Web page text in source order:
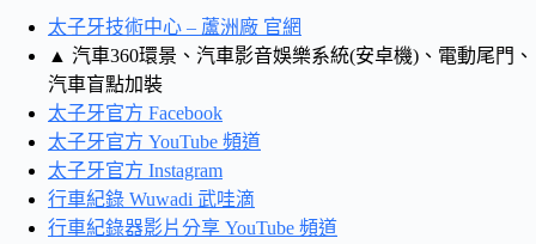
太子牙技術中心 – 蘆洲廠 官網
▲ 汽車360環景、汽車影音娛樂系統(安卓機)、電動尾門、
汽車盲點加裝
太子牙官方 Facebook
太子牙官方 YouTube 頻道
太子牙官方 Instagram
行車紀錄 Wuwadi 武哇滴
行車紀錄器影片分享 YouTube 頻道